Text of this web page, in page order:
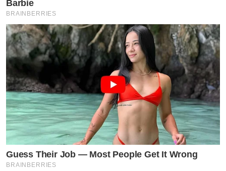
Barbie
BRAINBERRIES
Guess Their Job — Most People Get It Wrong
BRAINBERRIES